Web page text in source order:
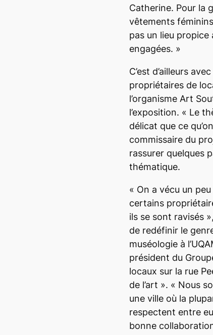
Catherine. Pour la
vêtements
pas un lieu propice
engagées. »
C’est d’ailleurs
propriétaires de
l’organisme Art
l’exposition. « Le
délicat que ce
commissaire du
rassurer quelques
thématique.
« On a vécu un
certains
ils se sont ravisés
de redéfinir le
muséologie à
président du
locaux sur la rue
de l’art ». « Nous
une ville où la
respectent entre
bonne